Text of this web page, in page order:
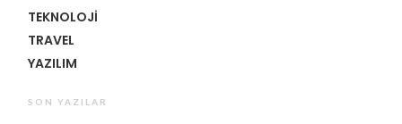
TEKNOLOJI
TRAVEL
YAZILIM
SON YAZILAR